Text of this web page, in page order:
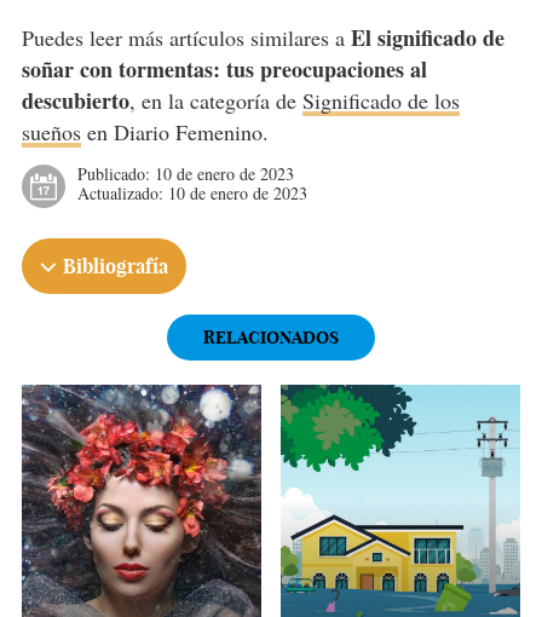
Puedes leer más artículos similares a El significado de
soñar con tormentas: tus preocupaciones al
descubierto, en la categoría de Significado de los
sueñosen Diario Femenino.
Publicado: 10 de enero de 2023
Actualizado: 10 de enero de 2023
Bibliografía
RELACIONADOS